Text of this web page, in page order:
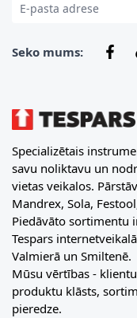
Seko mums:
Specializētais
savu noliktavu un
vietas veikalos.
Mandrex, Sola,
Piedāvāto sortimentu
Tespars
Valmierā un Smiltenē.
Mūsu vērtības -
produktu klāsts,
pieredze.